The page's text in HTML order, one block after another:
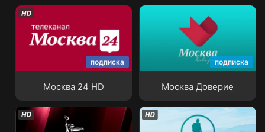
подписка
Москва 24 HD
подписка
Москва Доверие
Москва Доверие